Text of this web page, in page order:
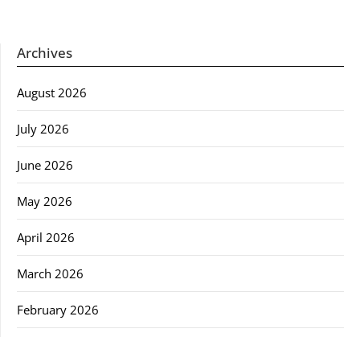
Archives
August 2026
July 2026
June 2026
May 2026
April 2026
March 2026
February 2026